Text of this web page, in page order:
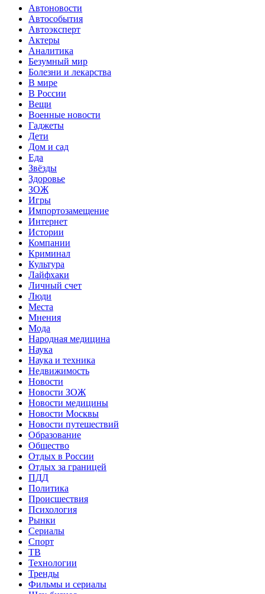
Автоновости
Автособытия
Автоэксперт
Актеры
Аналитика
Безумный мир
Болезни и лекарства
В мире
В России
Вещи
Военные новости
Гаджеты
Дети
Дом и сад
Еда
Звёзды
Здоровье
ЗОЖ
Игры
Импортозамещение
Интернет
Истории
Компании
Криминал
Культура
Лайфхаки
Личный счет
Люди
Места
Мнения
Мода
Народная медицина
Наука
Наука и техника
Недвижимость
Новости
Новости ЗОЖ
Новости медицины
Новости Москвы
Новости путешествий
Образование
Общество
Отдых в России
Отдых за границей
ПДД
Политика
Происшествия
Психология
Рынки
Сериалы
Спорт
ТВ
Технологии
Тренды
Фильмы и сериалы